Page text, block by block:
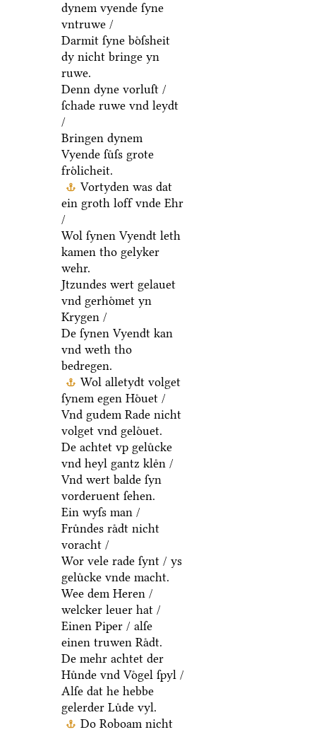
dynem vyende ſyne
vntruwe /
Darmit ſyne boͤſsheit
dy nicht bringe yn
ruwe.
Denn dyne vorluſt /
ſchade ruwe vnd leydt
/
Bringen dynem
Vyende ſuͤſs grote
froͤlicheit.
Vortyden was dat
ein groth loff vnde Ehr
/
Wol ſynen Vyendt leth
kamen tho gelyker
wehr.
Jtzundes wert gelauet
vnd gerhoͤmet yn
Krygen /
De ſynen Vyendt kan
vnd weth tho
bedregen.
Wol alletydt volget
ſynem egen Hoͤuet /
Vnd gudem Rade nicht
volget vnd geloͤuet.
De achtet vp geluͤcke
vnd heyl gantz kleͤn /
Vnd wert balde ſyn
vorderuent ſehen.
Ein wyſs man /
Fruͤndes raͤdt nicht
voracht /
Wor vele rade ſynt / ys
geluͤcke vnde macht.
Wee dem Heren /
welcker leuer hat /
Einen Piper / alſe
einen truwen Raͤdt.
De mehr achtet der
Huͤnde vnd Voͤgel ſpyl /
Alſe dat he hebbe
gelerder Luͤde vyl.
Do Roboam nicht